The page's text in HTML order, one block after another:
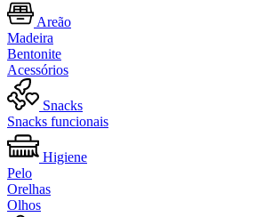
Areão
Madeira
Bentonite
Acessórios
Snacks
Snacks funcionais
Higiene
Pelo
Orelhas
Olhos